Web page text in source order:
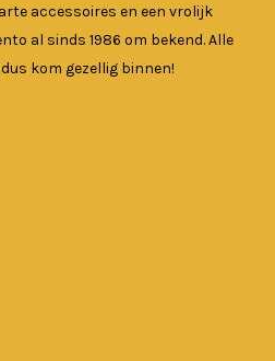
accessoires en een vrolijk
al sinds 1986 om bekend. Alle
kom gezellig binnen!